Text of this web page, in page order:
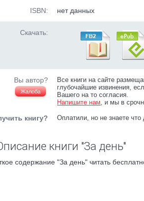
ISBN: нет данных
Скачать:
Вы автор?
Жалоба
Все книги на сайте
глубочайшие извинения,
Вашего на то согласия.
Напишите нам, и мы в
книгу? Оплатили, но не знаете
книги "За день"
содержание "За день" читать